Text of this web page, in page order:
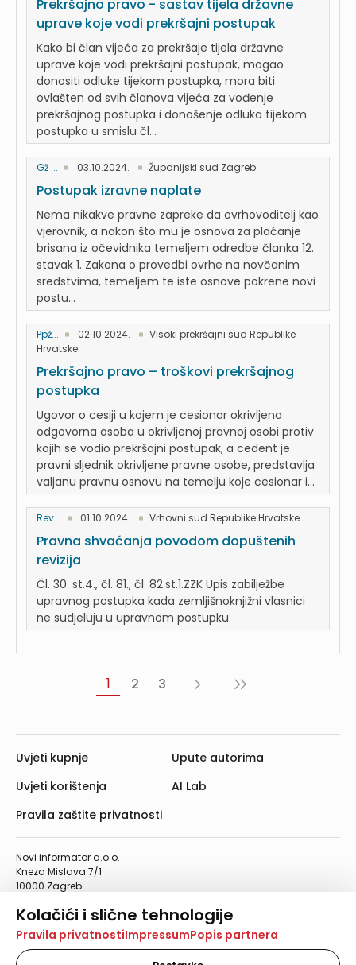
Kolačići i slične tehnologije
Na našoj web stranici koristimo kolačiće i slične
tehnologije za pohranu, čitanje i obradu informacija na
Pravila privatnostiImpressumPopis partnera
Prekršajno pravo - sastav tijela državne
uprave koje vodi prekršajni postupak
Kako bi član vijeća za prekršaje tijela državne
uprave koje vodi prekršajni postupak, mogao
donositi odluke tijekom postupka, mora biti
ovlašten od svih članova vijeća za vođenje
prekršajnog postupka i donošenje odluka tijekom
postupka u smislu čl...
Gž ... 03.10.2024. Županijski sud Zagreb
Postupak izravne naplate
Nema nikakve pravne zapreke da ovrhovoditelj kao
vjerovnik, a nakon što mu je osnova za plaćanje
brisana iz očevidnika temeljem odredbe članka 12.
stavak 1. Zakona o provedbi ovrhe na novčanim
sredstvima, temeljem te iste osnove pokrene novi
postu...
Ppž... 02.10.2024.
Visoki prekršajni sud Republike
Hrvatske
Prekršajno pravo – troškovi prekršajnog
postupka
Ugovor o cesiji u kojem je cesionar okrivljena
odgovorna osoba u okrivljenoj pravnoj osobi protiv
kojih se vodio prekršajni postupak, a cedent je
pravni sljednik okrivljene pravne osobe, predstavlja
valjanu pravnu osnovu na temelju koje cesionar i...
Rev... 01.10.2024. Vrhovni sud Republike Hrvatske
Pravna shvaćanja povodom dopuštenih
revizija
Čl. 30. st.4., čl. 81., čl. 82.st.1.ZZK Upis zabilježbe
upravnog postupka kada zemljišnoknjižni vlasnici
ne sudjeluju u upravnom postupku
1 2 3
Sljedeća
Posljednja
Novi informator d.o.o.
Kneza Mislava 7/1
10000 Zagreb
Telefaks: 01/4612-553
info@informator.hr
Uvjeti kupnje
Uvjeti korištenja
Pravila zaštite privatnosti
Upute autorima
AI Lab